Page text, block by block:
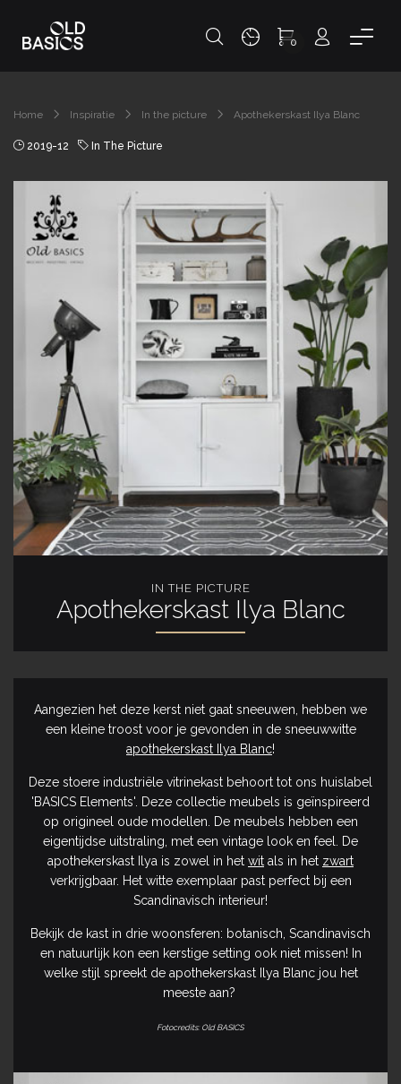
0
Home Inspiratie In the picture Apothekerskast Ilya Blanc
2019-12 In The Picture
IN THE PICTURE
Apothekerskast Ilya Blanc
Aangezien het deze kerst niet gaat sneeuwen, hebben we
een kleine troost voor je gevonden in de sneeuwwitte
apothekerskast Ilya Blanc!
Deze stoere industriële vitrinekast behoort tot ons huislabel
'BASICS Elements'. Deze collectie meubels is geïnspireerd
op origineel oude modellen. De meubels hebben een
eigentijdse uitstraling, met een vintage look en feel. De
apothekerskast Ilya is zowel in het wit als in het zwart
verkrijgbaar. Het witte exemplaar past perfect bij een
Scandinavisch interieur!
Bekijk de kast in drie woonsferen: botanisch, Scandinavisch
en natuurlijk kon een kerstige setting ook niet missen! In
welke stijl spreekt de apothekerskast Ilya Blanc jou het
meeste aan?
Fotocredits: Old BASICS